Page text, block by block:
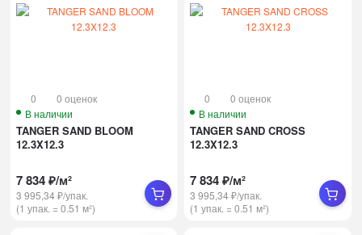
0
0 оценок
В наличии
TANGER SAND BLOOM
12.3X12.3
7 834 ₽/м²
3 995,34 ₽/упак.
(1 упак. =0.51 м²)
0
0 оценок
В наличии
TANGER SAND CROSS
12.3X12.3
7 834 ₽/м²
3 995,34 ₽/упак.
(1 упак. =0.51 м²)